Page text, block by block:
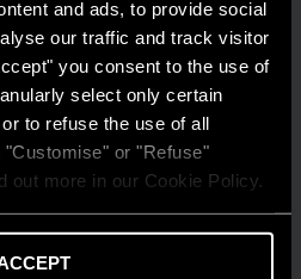
and ads, to provide social
our traffic and track visitor
you consent to the use of
select only certain
to refuse the use of all
or "Refuse"
out more in our Cookie Policy.